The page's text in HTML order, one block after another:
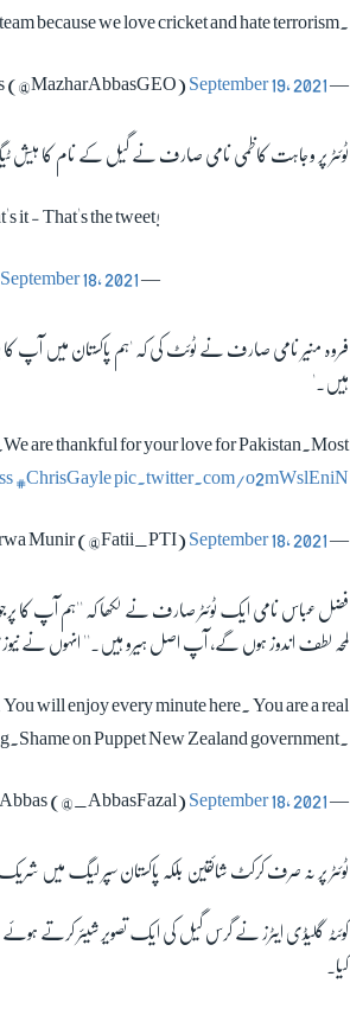
because we love cricket and hate terrorism.
— Mazhar Abbas (@MazharAbbasGEO)
September 19, 2021
ٹوئٹر پر وجاہت کاظمی نامی صارف نے گیل کے نام کا ہیش
it - That's the tweet!
— Wajahat Kazmi (@KazmiWajahat)
September 18, 2021
فروہ منیر نامی صارف نے ٹوئٹ کی کہ 'ہم پاکستان میں آپ
ہیں۔'
are thankful for your love for Pakistan.Most
#ChrisGaylepic.twitter.com/o2mWslEniN
— Farwa Munir (@Fatii_PTI)
September 18, 2021
فضل عباس نامی ایک ٹوئٹر صارف نے لکھا کہ ''ہم آپ کا
لمحہ لطف اندوز ہوں گے، آپ اصل ہیرو ہیں۔'' انہوں نے نیوزی
will enjoy every minute here. You are a real
on Puppet New Zealand government.
— Fazal Abbas (@_AbbasFazal)
September 18, 2021
ٹوئٹر پر نہ صرف کرکٹ شائقین بلکہ پاکستان سپر لیگ میں شریک
کوئٹہ گلیڈی ایٹرز نے گرس گیل کی ایک تصویر شیئر کرتے
کیا۔